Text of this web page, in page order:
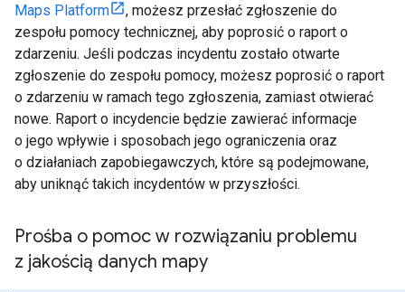
Maps Platform
, możesz przesłać zgłoszenie do
zespołu pomocy technicznej, aby poprosić o raport o
zdarzeniu. Jeśli podczas incydentu zostało otwarte
zgłoszenie do zespołu pomocy, możesz poprosić o raport
o zdarzeniu w ramach tego zgłoszenia, zamiast otwierać
nowe. Raport o incydencie będzie zawierać informacje
o jego wpływie i sposobach jego ograniczenia oraz
o działaniach zapobiegawczych, które są podejmowane,
aby uniknąć takich incydentów w przyszłości.
Prośba o pomoc w rozwiązaniu problemu
z jakością danych mapy